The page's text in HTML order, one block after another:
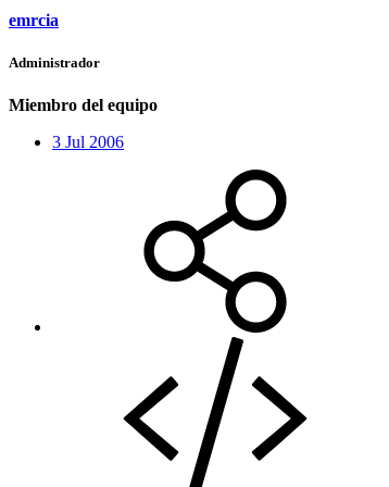
emrcia
Administrador
Miembro del equipo
3 Jul 2006